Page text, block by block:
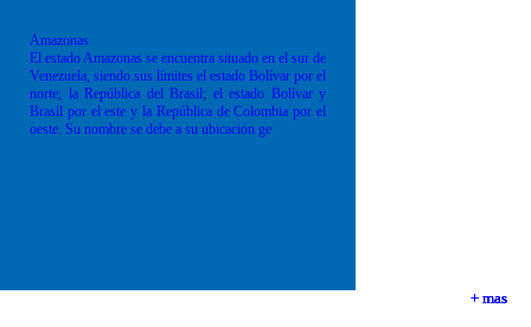
+ mas
+ mas
+ mas
Amazonas
El estado Amazonas se encuentra situado en el sur de
Venezuela, siendo sus límites el estado Bolívar por el
norte; la República del Brasil; el estado Bolívar y
Brasil por el este y la República de Colombia por el
oeste. Su nombre se debe a su ubicación ge
+ mas